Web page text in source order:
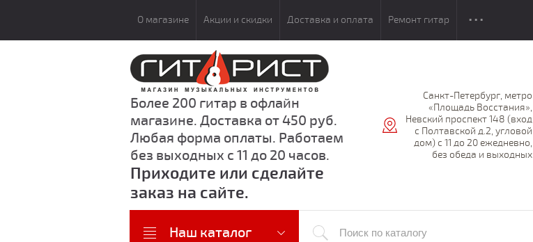
О магазине Акции и скидки Доставка и оплата Ремонт гитар
Более 200 гитар в офлайн
магазине. Доставка от 450 руб.
Любая форма оплаты. Работаем
без выходных с 11 до 20 часов.
Приходите или сделайте
заказ на сайте.
Санкт-Петербург, метро
«Площадь Восстания»,
Невский проспект 148 (вход
с Полтавской д.2, угловой
дом) с 11 до 20 ежедневно,
без обеда и выходных
Наш каталог